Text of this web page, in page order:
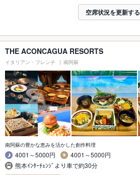
空席状況を更新する
THE ACONCAGUA RESORTS
イタリアン・フレンチ 南阿蘇
南阿蘇の豊かな恵みを活かした創作料理
4001～5000円
4001～5000円
熊本ｲﾝﾀｰﾁｪﾝｼﾞより車で約30分